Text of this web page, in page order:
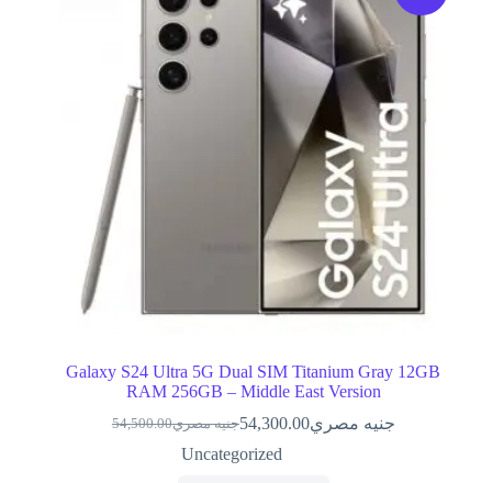
Galaxy S24 Ultra 5G Dual SIM Titanium Gray 12GB
RAM 256GB – Middle East Version
جنيه مصري54,500.00
السعر
الأصلي
جنيه مصري54,300.00السعر
الحالي
Uncategorized